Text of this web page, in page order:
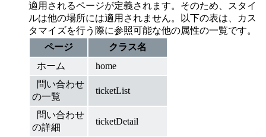
適用されるページが定義されます。そのため、スタイ
ルは他の場所には適用されません。以下の表は、カス
タマイズを行う際に参照可能な他の属性の一覧です。
ページ
クラス名
ホーム
home
問い合わせ
の一覧
ticketList
問い合わせ
の詳細
ticketDetail